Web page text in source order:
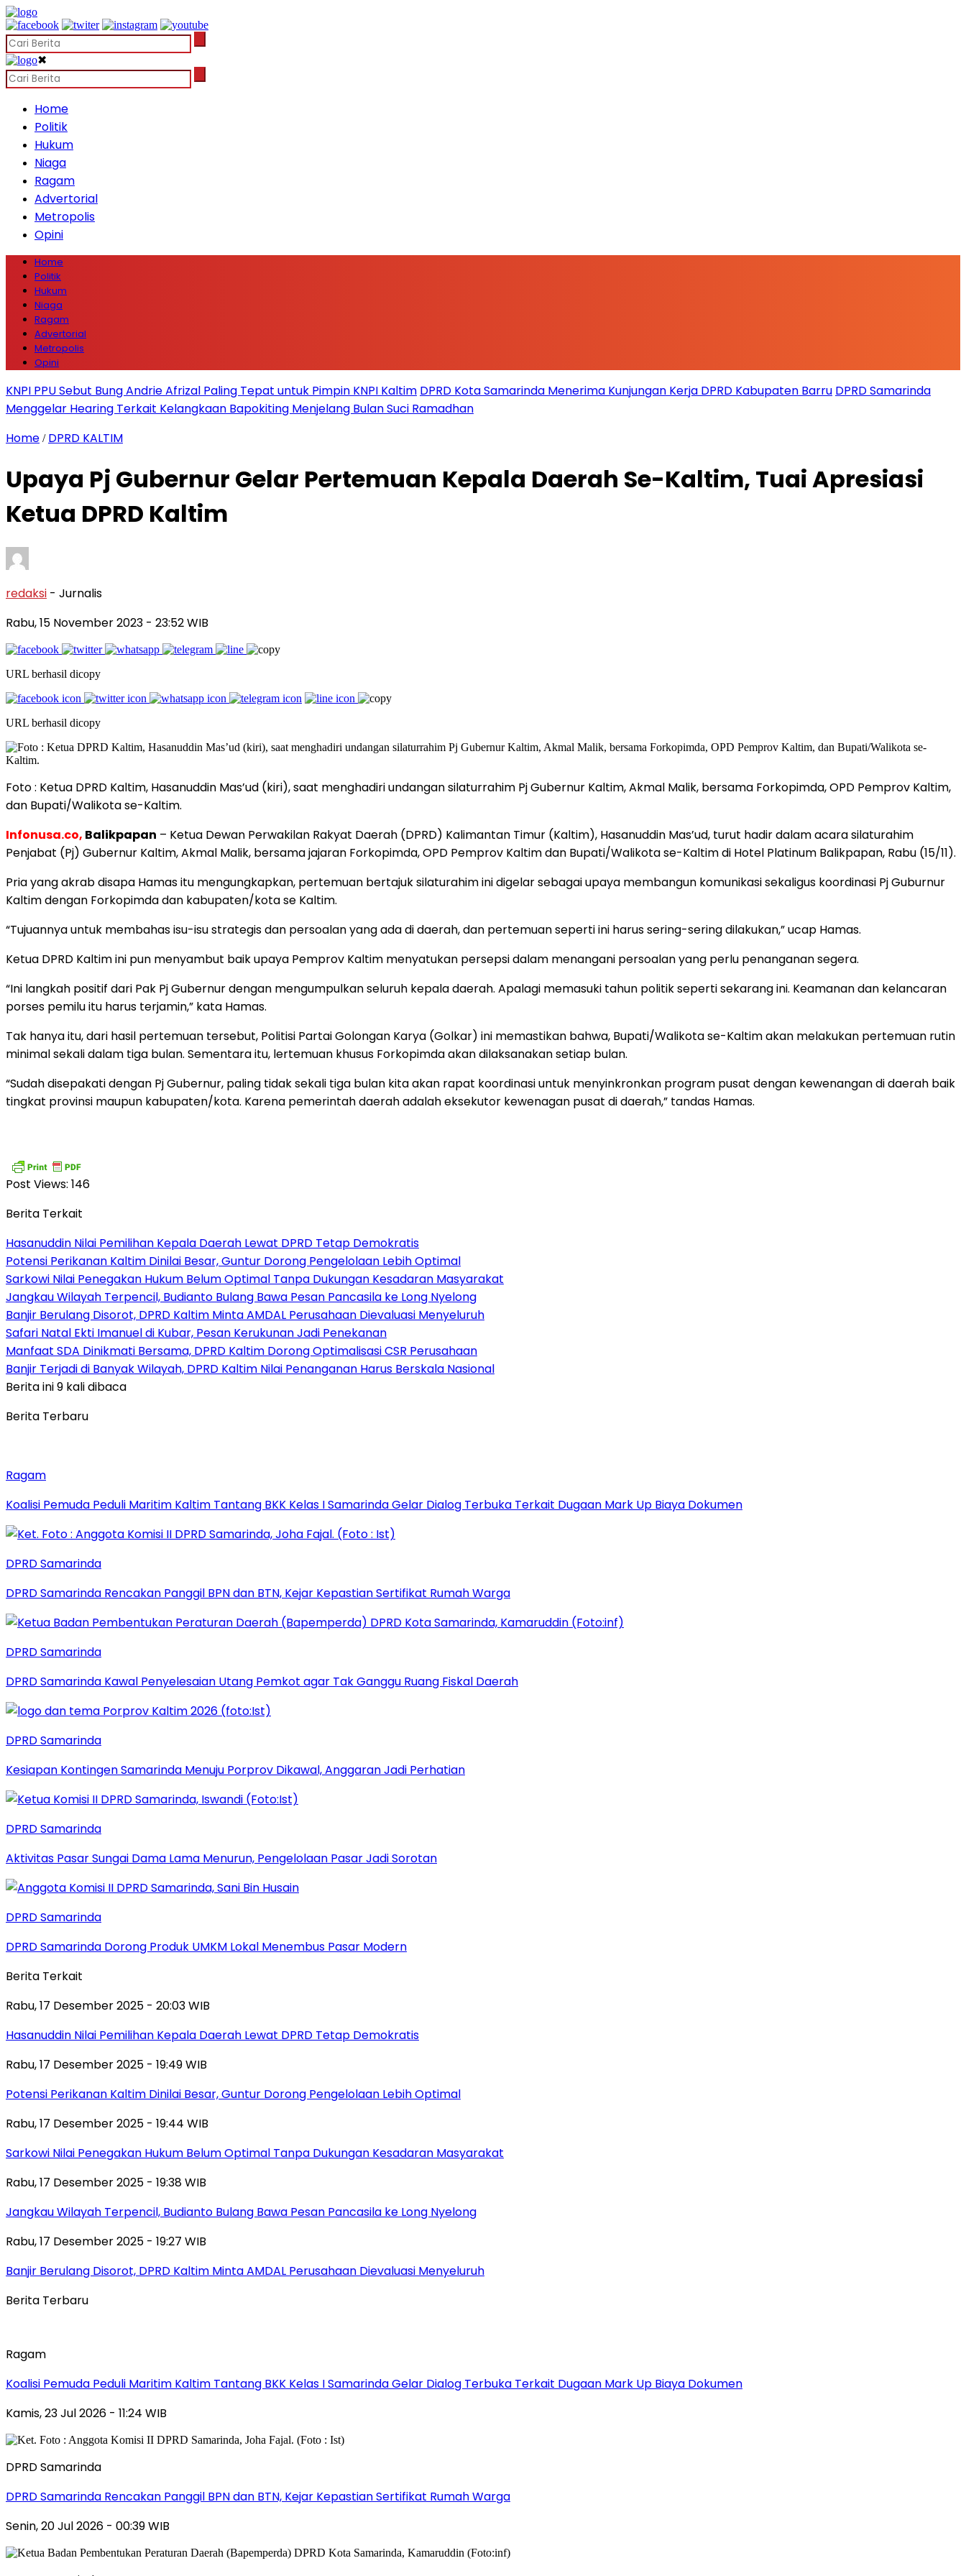
✖
Home
Politik
Hukum
Niaga
Ragam
Advertorial
Metropolis
Opini
Home
Politik
Hukum
Niaga
Ragam
Advertorial
Metropolis
Opini
KNPI PPU Sebut Bung Andrie Afrizal Paling Tepat untuk Pimpin KNPI Kaltim DPRD Kota Samarinda Menerima Kunjungan Kerja DPRD Kabupaten Barru DPRD Samarinda
Menggelar Hearing Terkait Kelangkaan Bapokiting Menjelang Bulan Suci Ramadhan
Home / DPRD KALTIM
Upaya Pj Gubernur Gelar Pertemuan Kepala Daerah Se-Kaltim, Tuai Apresiasi
Ketua DPRD Kaltim
redaksi - Jurnalis
Rabu, 15 November 2023 - 23:52 WIB
URL berhasil dicopy
URL berhasil dicopy
Foto : Ketua DPRD Kaltim, Hasanuddin Mas’ud (kiri), saat menghadiri undangan silaturrahim Pj Gubernur Kaltim, Akmal Malik, bersama Forkopimda, OPD Pemprov Kaltim,
dan Bupati/Walikota se-Kaltim.
Infonusa.co, Balikpapan – Ketua Dewan Perwakilan Rakyat Daerah (DPRD) Kalimantan Timur (Kaltim), Hasanuddin Mas’ud, turut hadir dalam acara silaturahim
Penjabat (Pj) Gubernur Kaltim, Akmal Malik, bersama jajaran Forkopimda, OPD Pemprov Kaltim dan Bupati/Walikota se-Kaltim di Hotel Platinum Balikpapan, Rabu (15/11).
Pria yang akrab disapa Hamas itu mengungkapkan, pertemuan bertajuk silaturahim ini digelar sebagai upaya membangun komunikasi sekaligus koordinasi Pj Guburnur
Kaltim dengan Forkopimda dan kabupaten/kota se Kaltim.
“Tujuannya untuk membahas isu-isu strategis dan persoalan yang ada di daerah, dan pertemuan seperti ini harus sering-sering dilakukan,” ucap Hamas.
Ketua DPRD Kaltim ini pun menyambut baik upaya Pemprov Kaltim menyatukan persepsi dalam menangani persoalan yang perlu penanganan segera.
“Ini langkah positif dari Pak Pj Gubernur dengan mengumpulkan seluruh kepala daerah. Apalagi memasuki tahun politik seperti sekarang ini. Keamanan dan kelancaran
porses pemilu itu harus terjamin,” kata Hamas.
Tak hanya itu, dari hasil pertemuan tersebut, Politisi Partai Golongan Karya (Golkar) ini memastikan bahwa, Bupati/Walikota se-Kaltim akan melakukan pertemuan rutin
minimal sekali dalam tiga bulan. Sementara itu, lertemuan khusus Forkopimda akan dilaksanakan setiap bulan.
“Sudah disepakati dengan Pj Gubernur, paling tidak sekali tiga bulan kita akan rapat koordinasi untuk menyinkronkan program pusat dengan kewenangan di daerah baik
tingkat provinsi maupun kabupaten/kota. Karena pemerintah daerah adalah eksekutor kewenagan pusat di daerah,” tandas Hamas.
Post Views: 146
Berita Terkait
Hasanuddin Nilai Pemilihan Kepala Daerah Lewat DPRD Tetap Demokratis
Potensi Perikanan Kaltim Dinilai Besar, Guntur Dorong Pengelolaan Lebih Optimal
Sarkowi Nilai Penegakan Hukum Belum Optimal Tanpa Dukungan Kesadaran Masyarakat
Jangkau Wilayah Terpencil, Budianto Bulang Bawa Pesan Pancasila ke Long Nyelong
Banjir Berulang Disorot, DPRD Kaltim Minta AMDAL Perusahaan Dievaluasi Menyeluruh
Safari Natal Ekti Imanuel di Kubar, Pesan Kerukunan Jadi Penekanan
Manfaat SDA Dinikmati Bersama, DPRD Kaltim Dorong Optimalisasi CSR Perusahaan
Banjir Terjadi di Banyak Wilayah, DPRD Kaltim Nilai Penanganan Harus Berskala Nasional
Berita ini 9 kali dibaca
Berita Terbaru
Ragam
Koalisi Pemuda Peduli Maritim Kaltim Tantang BKK Kelas I Samarinda Gelar Dialog Terbuka Terkait Dugaan Mark Up Biaya Dokumen
DPRD Samarinda
DPRD Samarinda Rencakan Panggil BPN dan BTN, Kejar Kepastian Sertifikat Rumah Warga
DPRD Samarinda
DPRD Samarinda Kawal Penyelesaian Utang Pemkot agar Tak Ganggu Ruang Fiskal Daerah
DPRD Samarinda
Kesiapan Kontingen Samarinda Menuju Porprov Dikawal, Anggaran Jadi Perhatian
DPRD Samarinda
Aktivitas Pasar Sungai Dama Lama Menurun, Pengelolaan Pasar Jadi Sorotan
DPRD Samarinda
DPRD Samarinda Dorong Produk UMKM Lokal Menembus Pasar Modern
Berita Terkait
Rabu, 17 Desember 2025 - 20:03 WIB
Hasanuddin Nilai Pemilihan Kepala Daerah Lewat DPRD Tetap Demokratis
Rabu, 17 Desember 2025 - 19:49 WIB
Potensi Perikanan Kaltim Dinilai Besar, Guntur Dorong Pengelolaan Lebih Optimal
Rabu, 17 Desember 2025 - 19:44 WIB
Sarkowi Nilai Penegakan Hukum Belum Optimal Tanpa Dukungan Kesadaran Masyarakat
Rabu, 17 Desember 2025 - 19:38 WIB
Jangkau Wilayah Terpencil, Budianto Bulang Bawa Pesan Pancasila ke Long Nyelong
Rabu, 17 Desember 2025 - 19:27 WIB
Banjir Berulang Disorot, DPRD Kaltim Minta AMDAL Perusahaan Dievaluasi Menyeluruh
Berita Terbaru
Ragam
Koalisi Pemuda Peduli Maritim Kaltim Tantang BKK Kelas I Samarinda Gelar Dialog Terbuka Terkait Dugaan Mark Up Biaya Dokumen
Kamis, 23 Jul 2026 - 11:24 WIB
DPRD Samarinda
DPRD Samarinda Rencakan Panggil BPN dan BTN, Kejar Kepastian Sertifikat Rumah Warga
Senin, 20 Jul 2026 - 00:39 WIB